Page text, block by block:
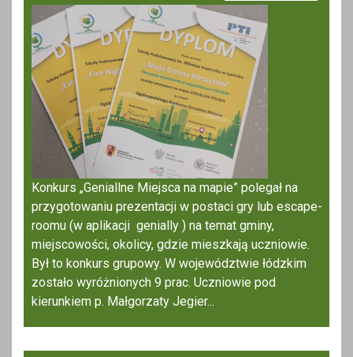
Konkurs „Geniallne Miejsca na mapie” polegał na
przygotowaniu prezentacji w postaci gry lub escape-
roomu (w aplikacji genially ) na temat gminy,
miejscowości, okolicy, gdzie mieszkają uczniowie.
Był to konkurs grupowy. W województwie łódzkim
zostało wyróżnionych 9 prac. Uczniowie pod
kierunkiem p. Małgorzaty Jegier...